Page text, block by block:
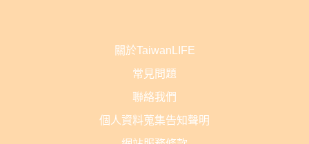
關於TaiwanLIFE
常見問題
聯絡我們
個人資料蒐集告知聲明